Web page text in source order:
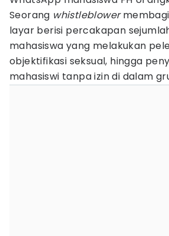
Seorang whistleblower
layar berisi percakapan
mahasiswa yang melakukan
objektifikasi seksual, hingga
mahasiswi tanpa izin di dalam